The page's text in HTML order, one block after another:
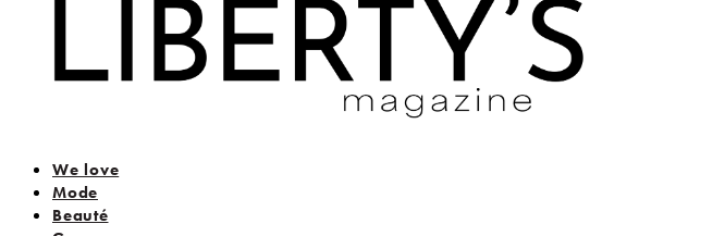
We love
Mode
Beauté